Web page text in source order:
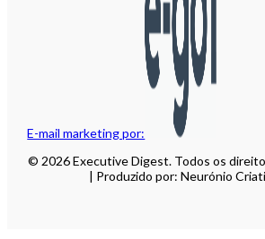
E-mail marketing por:
© 2026 Executive Digest. Todos os
| Produzido por: Neurónio